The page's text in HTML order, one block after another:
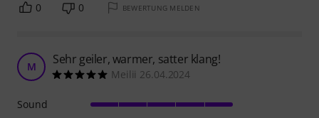
0 0 BEWERTUNG MELDEN
M Sehr geiler, warmer, satter klang!
Meilii 26.04.2024
Sound